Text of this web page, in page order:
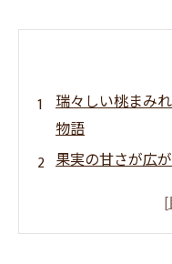
瑞々しい桃まみ
物語
果実の甘さが広
見た目も美しい